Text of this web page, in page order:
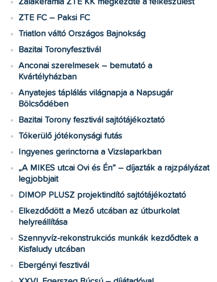
Zalakerámia ZTE KK megkezdte a felkészülést
ZTE FC – Paksi FC
Triatlon váltó Országos Bajnokság
Bazitai Toronyfesztivál
Anconai szerelmesek – bemutató a
Kvártélyházban
Anyatejes táplálás világnapja a Napsugár
Bölcsődében
Bazitai Torony fesztivál sajtótájékoztató
Tókerülő jótékonysági futás
Ingyenes gerinctorna a Vizslaparkban
„A MIKES utcai Ovi és Én” – díjazták a rajzpályázat
legjobbjait
DIMOP PLUSZ projektindító sajtótájékoztató
Elkezdődött a Mező utcában az útburkolat
helyreállítása
Szennyvíz-rekonstrukciós munkák kezdődtek a
Kisfaludy utcában
Ebergényi fesztivál